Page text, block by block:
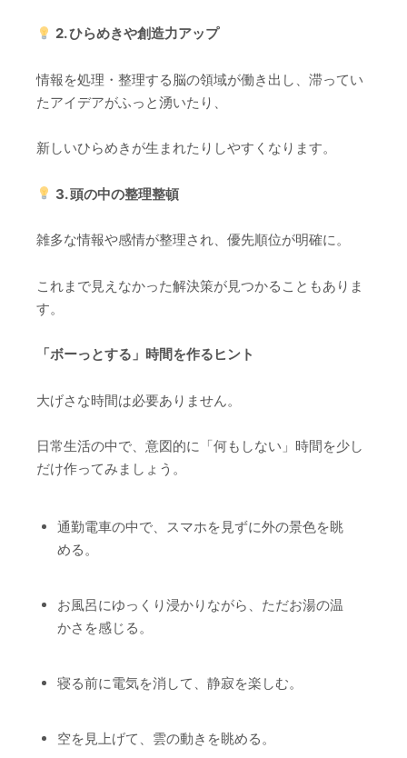
2. ひらめきや創造力アップ
情報を処理・整理する脳の領域が働き出し、滞ってい
たアイデアがふっと湧いたり、
新しいひらめきが生まれたりしやすくなります。
3. 頭の中の整理整頓
雑多な情報や感情が整理され、優先順位が明確に。
これまで見えなかった解決策が見つかることもありま
す。
「ボーっとする」時間を作るヒント
大げさな時間は必要ありません。
日常生活の中で、意図的に「何もしない」時間を少し
だけ作ってみましょう。
通勤電車の中で、スマホを見ずに外の景色を眺
める。
お風呂にゆっくり浸かりながら、ただお湯の温
かさを感じる。
寝る前に電気を消して、静寂を楽しむ。
空を見上げて、雲の動きを眺める。